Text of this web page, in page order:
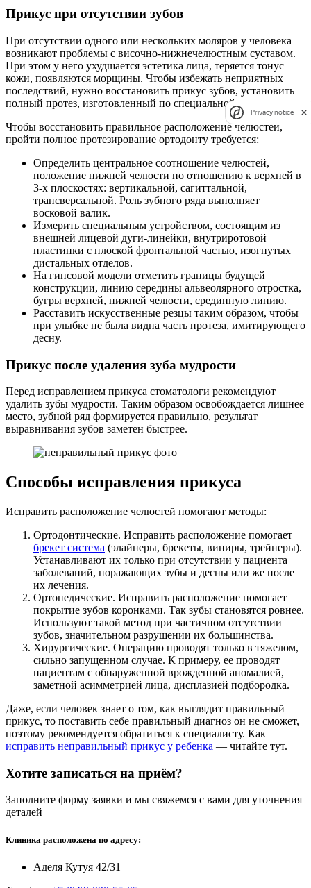
Прикус при отсутствии зубов
При отсутствии одного или нескольких моляров у человека
возникают проблемы с височно-нижнечелюстным суставом.
При этом у него ухудшается эстетика лица, теряется тонус
кожи, появляются морщины. Чтобы избежать неприятных
последствий, нужно восстановить прикус зубов, установить
полный протез, изготовленный по специальной методике.
Чтобы восстановить правильное расположение челюстей,
пройти полное протезирование ортодонту требуется:
Определить центральное соотношение челюстей,
положение нижней челюсти по отношению к верхней в
3-х плоскостях: вертикальной, сагиттальной,
трансверсальной. Роль зубного ряда выполняет
восковой валик.
Измерить специальным устройством, состоящим из
внешней лицевой дуги-линейки, внутриротовой
пластинки с плоской фронтальной частью, изогнутых
дистальных отделов.
На гипсовой модели отметить границы будущей
конструкции, линию середины альвеолярного отростка,
бугры верхней, нижней челюсти, срединную линию.
Расставить искусственные резцы таким образом, чтобы
при улыбке не была видна часть протеза, имитирующего
десну.
Прикус после удаления зуба мудрости
Перед исправлением прикуса стоматологи рекомендуют
удалить зубы мудрости. Таким образом освобождается лишнее
место, зубной ряд формируется правильно, результат
выравнивания зубов заметен быстрее.
Способы исправления прикуса
Исправить расположение челюстей помогают методы:
Ортодонтические. Исправить расположение помогает
брекет система (элайнеры, брекеты, виниры, трейнеры).
Устанавливают их только при отсутствии у пациента
заболеваний, поражающих зубы и десны или же после
их лечения.
Ортопедические. Исправить расположение помогает
покрытие зубов коронками. Так зубы становятся ровнее.
Используют такой метод при частичном отсутствии
зубов, значительном разрушении их большинства.
Хирургические. Операцию проводят только в тяжелом,
сильно запущенном случае. К примеру, ее проводят
пациентам с обнаруженной врожденной аномалией,
заметной асимметрией лица, дисплазией подбородка.
Даже, если человек знает о том, как выглядит правильный
прикус, то поставить себе правильный диагноз он не сможет,
поэтому рекомендуется обратиться к специалисту. Как
исправить неправильный прикус у ребенка — читайте тут.
Хотите записаться на приём?
Заполните форму заявки и мы свяжемся с вами для уточнения
деталей
Клиника расположена по адресу:
Аделя Кутуя 42/31
Privacy notice